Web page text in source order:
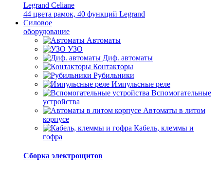
Legrand Celiane
44 цвета рамок, 40 функций Legrand
Силовое
оборудование
Автоматы
УЗО
Диф. автоматы
Контакторы
Рубильники
Импульсные реле
Вспомогательные
устройства
Автоматы в литом
корпусе
Кабель, клеммы и
гофра
Сборка электрощитов